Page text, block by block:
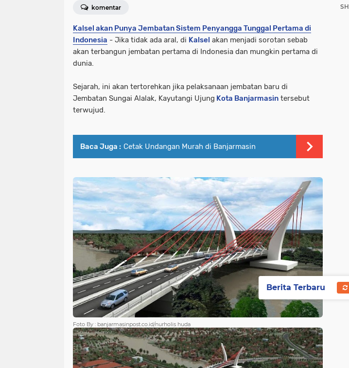
komentar
Kalsel akan Punya Jembatan Sistem Penyangga Tunggal Pertama di
Indonesia - Jika tidak ada aral, di Kalsel akan menjadi sorotan sebab
akan terbangun jembatan pertama di Indonesia dan mungkin pertama di
dunia.
Sejarah, ini akan tertorehkan jika pelaksanaan jembatan baru di
Jembatan Sungai Alalak, Kayutangi Ujung Kota Banjarmasin tersebut
terwujud.
Baca Juga : Cetak Undangan Murah di Banjarmasin
Foto By : banjarmasinpost.co.id/nurholis huda
Berita Terbaru